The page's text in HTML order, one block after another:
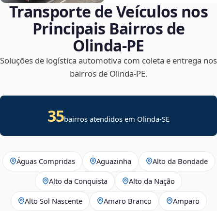
Transporte de Veículos nos
Principais Bairros de
Olinda‑PE
Soluções de logística automotiva com coleta e entrega nos
bairros de Olinda‑PE.
35bairros atendidos em Olinda-SE
Águas Compridas Aguazinha Alto da Bondade
Alto da Conquista Alto da Nação
Alto Sol Nascente Amaro Branco Amparo